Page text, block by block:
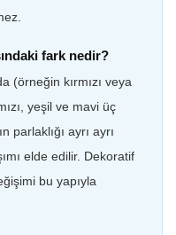
fark nedir?
(örneğin kırmızı veya
yeşil ve mavi üç
parlaklığı ayrı ayrı
elde edilir. Dekoratif
bu yapıyla